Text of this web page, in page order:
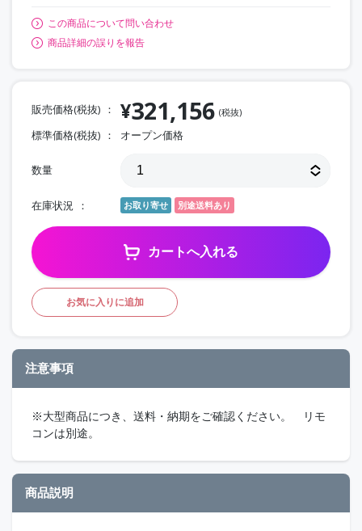
この商品について問い合わせ
商品詳細の誤りを報告
販売価格(税抜) ¥321,156 (税抜)
標準価格(税抜) オープン価格
数量
在庫状況 お取り寄せ 別途送料あり
カートへ入れる
お気に入りに追加
注意事項
※大型商品につき、送料・納期をご確認ください。 リモ
コンは別途。
商品説明